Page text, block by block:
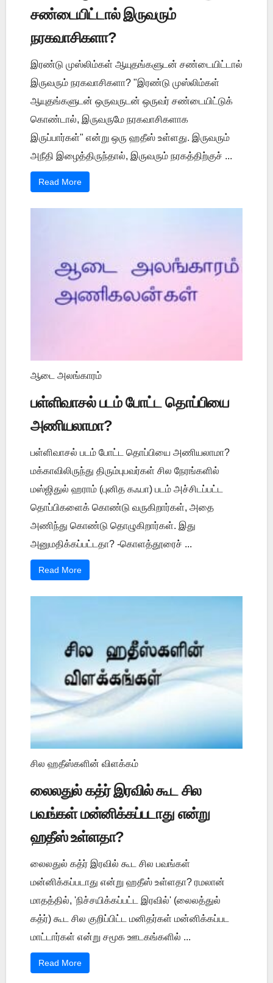
சண்டையிட்டால் இருவரும்
நரகவாசிகளா?
இரண்டு முஸ்லிம்கள் ஆயுதங்களுடன் சண்டையிட்டால்
இருவரும் நரகவாசிகளா? "இரண்டு முஸ்லிம்கள்
ஆயுதங்களுடன் ஒருவருடன் ஒருவர் சண்டையிட்டுக்
கொண்டால், இருவருமே நரகவாசிகளாக
இருப்பார்கள்" என்று ஒரு ஹதீஸ் உள்ளது. இருவரும்
அநீதி இழைத்திருந்தால், இருவரும் நரகத்திற்குச் ...
Read More
ஆடை அலங்காரம்
பள்ளிவாசல் படம் போட்ட தொப்பியை
அணியலாமா?
பள்ளிவாசல் படம் போட்ட தொப்பியை அணியலாமா?
மக்காவிலிருந்து திரும்புபவர்கள் சில நேரங்களில்
மஸ்ஜிதுல் ஹராம் (புனித கஃபா) படம் அச்சிடப்பட்ட
தொப்பிகளைக் கொண்டு வருகிறார்கள், அதை
அணிந்து கொண்டு தொழுகிறார்கள். இது
அனுமதிக்கப்பட்டதா? -கொளத்தூரைச் ...
Read More
சில ஹதீஸ்களின் விளக்கம்
லைலதுல் கத்ர் இரவில் கூட சில
பவங்கள் மன்னிக்கப்படாது என்று
ஹதீஸ் உள்ளதா?
லைலதுல் கத்ர் இரவில் கூட சில பவங்கள்
மன்னிக்கப்படாது என்று ஹதீஸ் உள்ளதா? ரமலான்
மாதத்தில், 'நிச்சயிக்கப்பட்ட இரவில்' (லைலத்துல்
கத்ர்) கூட சில குறிப்பிட்ட மனிதர்கள் மன்னிக்கப்பட
மாட்டார்கள் என்று சமூக ஊடகங்களில் ...
Read More